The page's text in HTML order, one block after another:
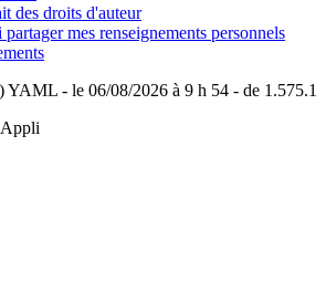
des droits d'auteur
mes renseignements personnels
- le 06/08/2026 à 9 h 54 - de 1.575.1
Appli